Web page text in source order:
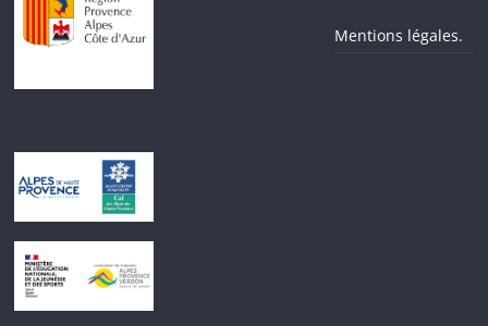
Mentions légales.